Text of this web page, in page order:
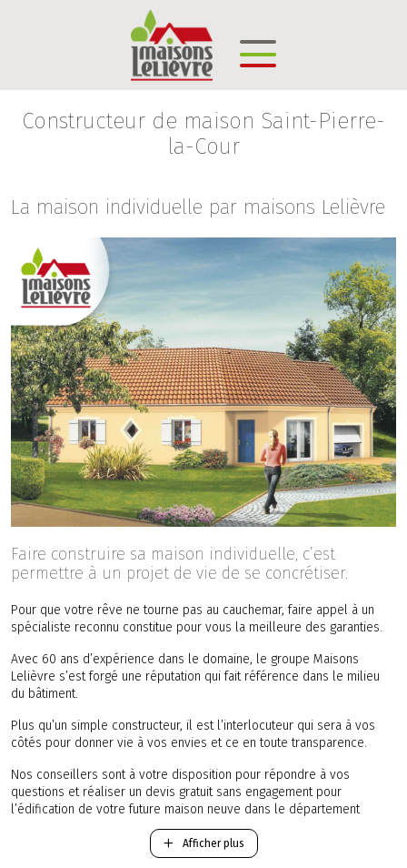
Constructeur de maison Saint-Pierre-
la-Cour
La maison individuelle par maisons Lelièvre
Faire construire sa maison individuelle, c’est
permettre à un projet de vie de se concrétiser.
Pour que votre rêve ne tourne pas au cauchemar, faire appel à un
spécialiste reconnu constitue pour vous la meilleure des garanties.
Avec 60 ans d’expérience dans le domaine, le groupe Maisons
Lelièvre s’est forgé une réputation qui fait référence dans le milieu
du bâtiment.
Plus qu’un simple constructeur, il est l’interlocuteur qui sera à vos
côtés pour donner vie à vos envies et ce en toute transparence.
Nos conseillers sont à votre disposition pour répondre à vos
questions et réaliser un devis gratuit sans engagement pour
l’édification de votre future maison neuve dans le département
Construction d'une maison Traditionnelle RT 2012
Afficher plus